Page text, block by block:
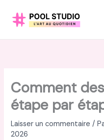
Comment
étape par
Laisser un commentaire /
2026